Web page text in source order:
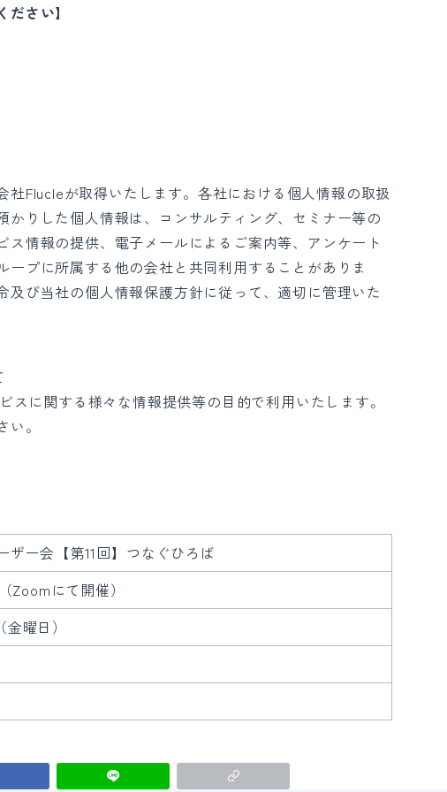
さい】
社Flucleが取得いたします。各社における個人情報の取扱
かりした個人情報は、コンサルティング、セミナー等の
情報の提供、電子メールによるご案内等、アンケート
プに所属する他の会社と共同利用することがありま
び当社の個人情報保護方針に従って、適切に管理いた
スに関する様々な情報提供等の目的で利用いたします。
。
ザー会【第11回】つなぐひろば
Zoomにて開催）
曜日）